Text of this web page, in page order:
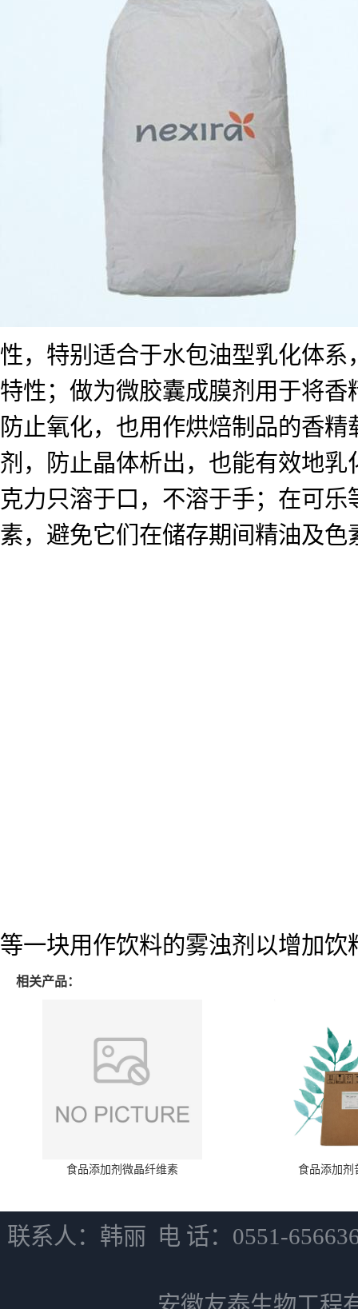
性，特别适合于水包油型乳化体
特性；做为微胶囊成膜剂用于将
防止氧化，也用作烘焙制品的香
剂，防止晶体析出，也能有效地
克力只溶于口，不溶于手；在可
素，避免它们在储存期间精油及
等一块用作饮料的雾浊剂以增加饮
相关产品：
食品添加剂微晶纤维素 食品添加剂
联系人：韩丽 电 话：0551-